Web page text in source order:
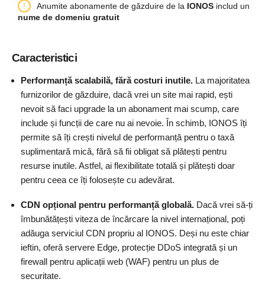
Anumite abonamente de găzduire de la IONOS includ un
nume de domeniu gratuit
Caracteristici
Performanță scalabilă, fără costuri inutile. La majoritatea
furnizorilor de găzduire, dacă vrei un site mai rapid, ești
nevoit să faci upgrade la un abonament mai scump, care
include și funcții de care nu ai nevoie. În schimb, IONOS îți
permite să îți crești nivelul de performanță pentru o taxă
suplimentară mică, fără să fii obligat să plătești pentru
resurse inutile. Astfel, ai flexibilitate totală și plătești doar
pentru ceea ce îți folosește cu adevărat.
CDN opțional pentru performanță globală. Dacă vrei să-ți
îmbunătățești viteza de încărcare la nivel internațional, poți
adăuga serviciul CDN propriu al IONOS. Deși nu este chiar
ieftin, oferă servere Edge, protecție DDoS integrată și un
firewall pentru aplicații web (WAF) pentru un plus de
securitate.